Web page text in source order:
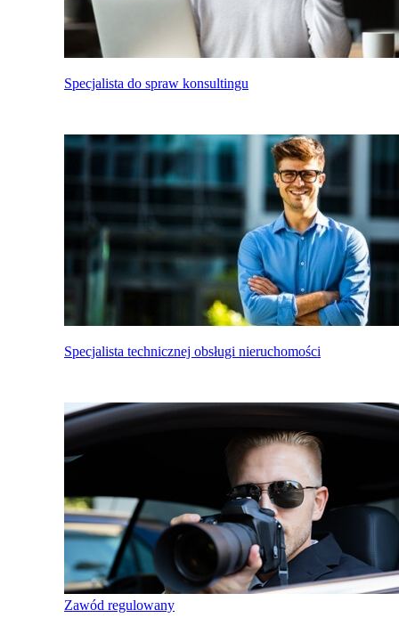
Specjalista do spraw konsultingu
Specjalista technicznej obsługi nieruchomości
Zawód regulowany